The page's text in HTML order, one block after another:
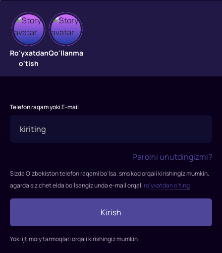
Suvni
qaytargan
Suvni
qaytargan
Ro'yxatdan
o'tish
Qo'llanma
Telefon raqam yoki E-mail
Parolni unutdingizmi?
Sizda O’zbekiston telefon raqami bo’lsa. sms kod orqali kirishingiz mumkin,
agarda siz chet elda bo’lsangiz unda e-mail orqali ro’yxatdan o’ting
Kirish
Yoki ijtimoiy tarmoqlari orqali kirishingiz mumkin